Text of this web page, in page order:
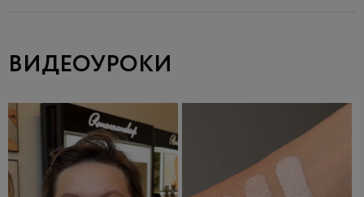
ВИДЕОУРОКИ